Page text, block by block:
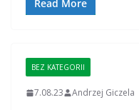
Read More
BEZ KATEGORII
7.08.23 Andrzej Giczela